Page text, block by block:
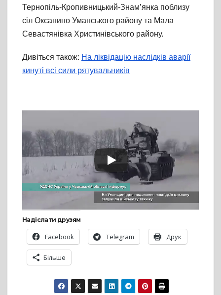
Тернопіль-Кропивницький-Знам’янка поблизу
сіл Оксанино Уманського району та Мала
Севастянівка Христинівського району.
Дивіться також: На ліквідацію наслідків аварії
кинуті всі сили рятувальників
Надіслати друзям
Facebook Telegram Друк
Більше